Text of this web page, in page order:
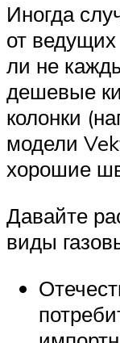
Иногда
от
ли не
дешевые
колонки
модели
хорошие
Давайте
виды